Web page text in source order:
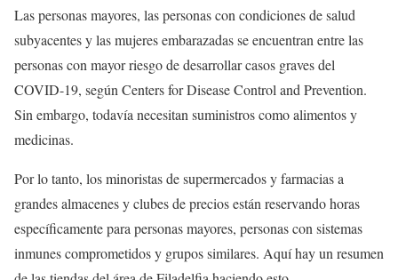
Las personas mayores, las personas con condiciones de salud
subyacentes y las mujeres embarazadas se encuentran entre las
personas con mayor riesgo de desarrollar casos graves del
COVID-19, según Centers for Disease Control and Prevention.
Sin embargo, todavía necesitan suministros como alimentos y
medicinas.
Por lo tanto, los minoristas de supermercados y farmacias a
grandes almacenes y clubes de precios están reservando horas
específicamente para personas mayores, personas con sistemas
inmunes comprometidos y grupos similares. Aquí hay un resumen